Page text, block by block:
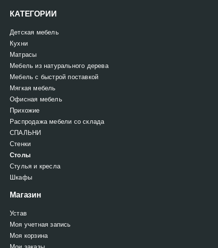
КАТЕГОРИИ
Детская мебель
Кухни
Матрасы
Мебель из натурального дерева
Мебель с быстрой поставкой
Мягкая мебель
Офисная мебель
Прихожие
Распродажа мебели со склада
СПАЛЬНИ
Стенки
Столы
Стулья и кресла
Шкафы
Магазин
Устав
Моя учетная запись
Моя корзина